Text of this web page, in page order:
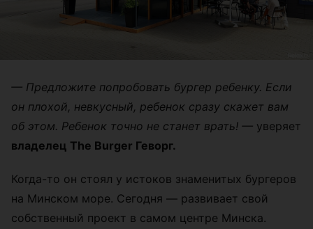
— Предложите попробовать бургер ребенку. Если
он плохой, невкусный, ребенок сразу скажет вам
об этом. Ребенок точно не станет врать! — уверяет
владелец The Burger Геворг.
Когда-то он стоял у истоков знаменитых бургеров
на Минском море. Сегодня — развивает свой
собственный проект в самом центре Минска.